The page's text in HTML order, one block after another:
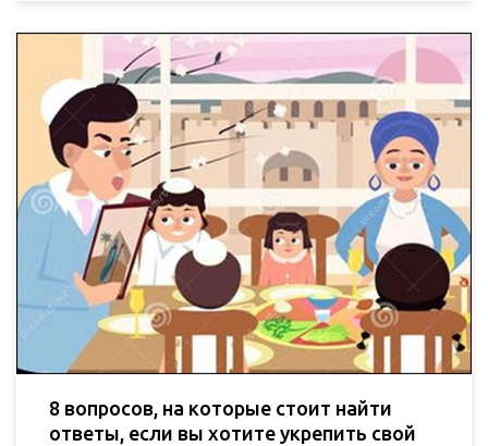
8 вопросов, на которые стоит найти
ответы, если вы хотите укрепить свой